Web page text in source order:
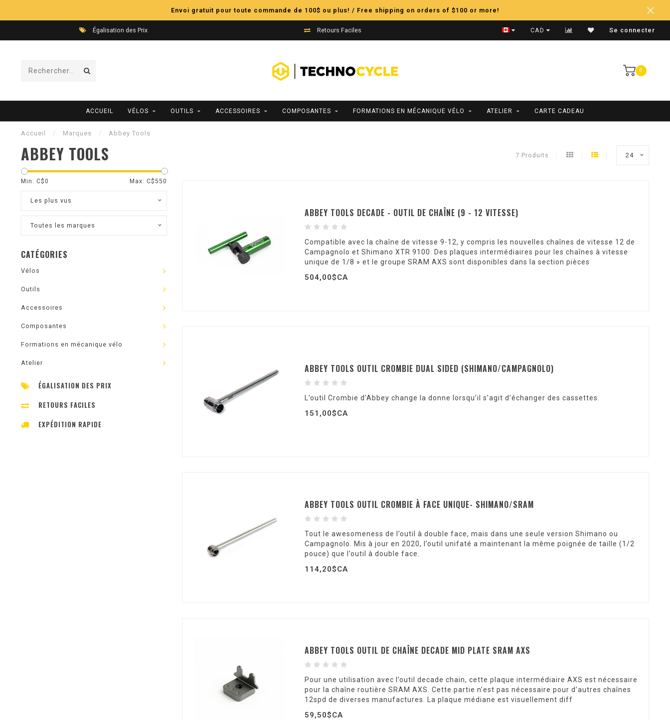
Envoi gratuit pour toute commande de 100$ ou plus! / Free shipping on orders of $100 or more!
Égalisation des Prix Retours Faciles Expédition Rapide
CAD Se connecter
0
ACCUEIL VÉLOS OUTILS ACCESSOIRES COMPOSANTES FORMATIONS EN MÉCANIQUE VÉLO ATELIER CARTE CADEAU
Accueil / Marques / Abbey Tools
ABBEY TOOLS 7 Produits 24
Min: C$0 Max: C$550
Les plus vus
Toutes les marques
CATÉGORIES
Vélos
Outils
Accessoires
Composantes
Formations en mécanique vélo
Atelier
ÉGALISATION DES PRIX
RETOURS FACILES
EXPÉDITION RAPIDE
ABBEY TOOLS DECADE - OUTIL DE CHAÎNE (9 - 12 VITESSE)
Compatible avec la chaîne de vitesse 9-12, y compris les nouvelles chaînes de vitesse 12 de
Campagnolo et Shimano XTR 9100. Des plaques intermédiaires pour les chaînes à vitesse
unique de 1/8 » et le groupe SRAM AXS sont disponibles dans la section pièces
504,00$CA
ABBEY TOOLS OUTIL CROMBIE DUAL SIDED (SHIMANO/CAMPAGNOLO)
L’outil Crombie d’Abbey change la donne lorsqu’il s’agit d’échanger des cassettes.
151,00$CA
ABBEY TOOLS OUTIL CROMBIE À FACE UNIQUE- SHIMANO/SRAM
Tout le awesomeness de l’outil à double face, mais dans une seule version Shimano ou
Campagnolo. Mis à jour en 2020, l’outil unifaté a maintenant la même poignée de taille (1/2
pouce) que l’outil à double face.
114,20$CA
ABBEY TOOLS OUTIL DE CHAÎNE DECADE MID PLATE SRAM AXS
Pour une utilisation avec l’outil decade chain, cette plaque intermédiaire AXS est nécessaire
pour la chaîne routière SRAM AXS. Cette partie n’est pas nécessaire pour d’autres chaînes
12spd de diverses manufactures. La plaque médiane est visuellement diff
59,50$CA